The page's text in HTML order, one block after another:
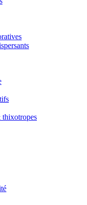
thixotropes